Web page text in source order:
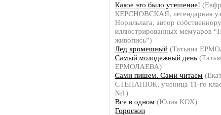
Какое это было утешение!
КЕРСНОВСКАЯ, легендарная
Норильлага, автор
иллюстрированных мемуаров
живопись”)
Лед кромешный (Татьяна
Самый молодежный день
ЕРМОЛАЕВА)
Сами пишем. Сами читаем
СТЕПАНЮК, ученица 11-го
№1)
Все в одном (Юлия КОХ)
Гороскоп